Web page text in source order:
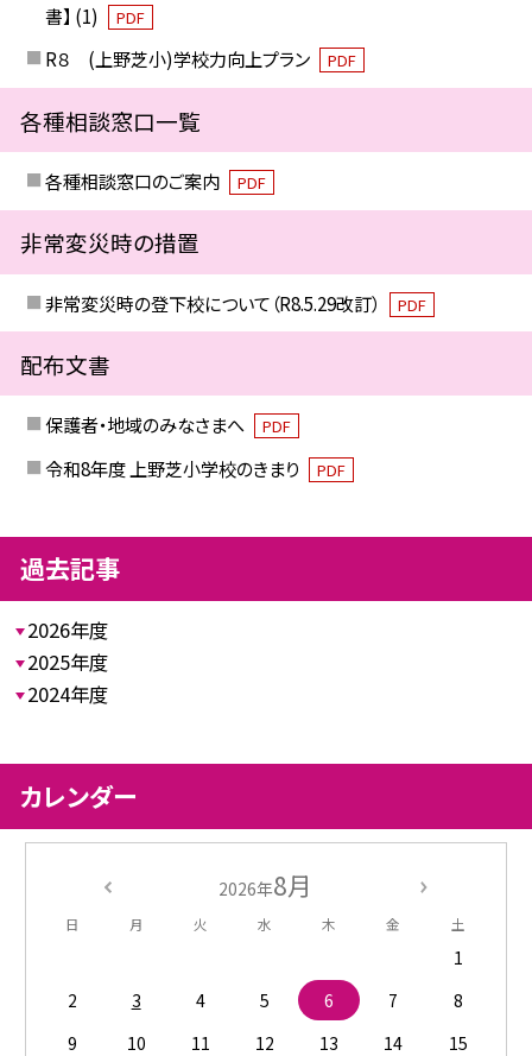
書】 (1)
PDF
R８ (上野芝小)学校力向上プラン PDF
各種相談窓口一覧
各種相談窓口のご案内 PDF
非常変災時の措置
非常変災時の登下校について（R8.5.29改訂） PDF
配布文書
保護者・地域のみなさまへ PDF
令和8年度 上野芝小学校のきまり PDF
過去記事
2026年度
2025年度
2024年度
カレンダー
2026年8月
日 月 火 水 木 金 土
1
2
3 4 5 6 7
8
9
10 11 12 13 14
15